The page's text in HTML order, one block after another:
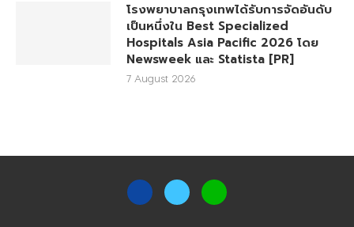
โรงพยาบาลกรุงเทพได้รับการจัดอันดับ
เป็นหนึ่งใน Best Specialized
Hospitals Asia Pacific 2026 โดย
Newsweek และ Statista [PR]
7 August 2026